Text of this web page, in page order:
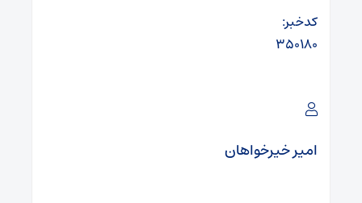
کدخبر:
۳۵۰۱۸۰
امیر خیرخواهان